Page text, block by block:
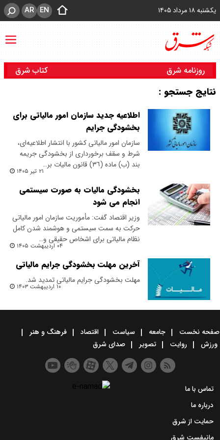
یکشنبه ۱۸ مرداد ۱۴۰۵ EN
AR
روزنامه شرق کتاب شرق
نتایج جستجو :
اطلاعیه جدید سازمان امور مالیاتی برای
بخشودگی جرایم
سازمان امور مالیاتی کشور با انتشار اطلاعیه‌ای،
شرط و سقف برخورداری از بخشودگی جریمه
بند (ب) ماده (٣٦) قانون مالیات بر…
۲۱ تیر ۱۴۰۵
بخشودگی مالیات به صورت سیستمی
انجام می شود
وزیر اقتصاد گفت: مأموریت سازمان امور مالیاتی
حرکت به سمت سیستمی و هوشمند شدن کامل
نظام مالیاتی برای اشخاص حقیقی و…
۰۴ اردیبهشت ۱۴۰۵
آخرین مهلت بخشودگی جرایم مالیاتی
مهلت بخشودگی جرایم مالیاتی تمدید شد.
۱۰ اردیبهشت ۱۴۰۳
صفحه نخست جامعه سیاست اقتصاد
فرهنگ و هنر
ورزش
روایت تصویر صدای شرق
تماس با ما
درباره ما
حمایت از شرق
مانیفست شرق